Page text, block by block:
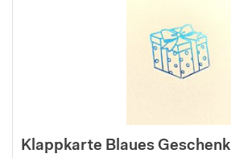
Klappkarte Blaues Geschenk